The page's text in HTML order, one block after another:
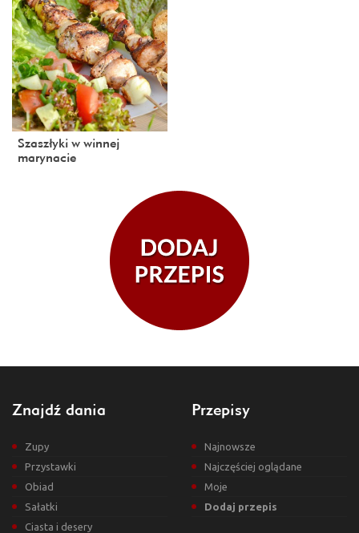
Szaszłyki w winnej
marynacie
Znajdź dania
Zupy
Przystawki
Obiad
Sałatki
Ciasta i desery
Przepisy
Najnowsze
Najczęściej oglądane
Moje
Dodaj przepis